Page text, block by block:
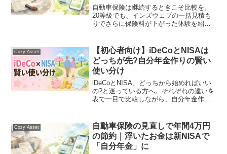
自動車保険は継続するときこそ比較を。
20等級でも、インズウェブの一括見積も
りでさらに保険料が下がった体験を紹介
Cozy Asset
【初心者向け】iDeCoとNISAは
どっちが先?自分年金作りの賢い
使い分け
iDeCoとNISA、どっちから始めればいい
の?と迷っている方へ。それぞれの違いを
表で一目で比較しながら、自分年金作り
Cozy Asset
自動車保険の見直しで年間4万円
の節約｜浮いたお金は新NISAで
「自分年金」に